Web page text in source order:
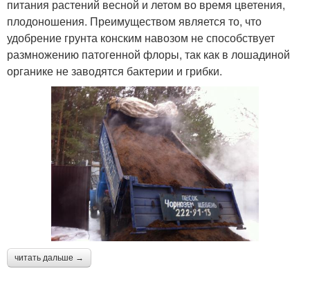
питания растений весной и летом во время цветения,
плодоношения. Преимуществом является то, что
удобрение грунта конским навозом не способствует
размножению патогенной флоры, так как в лошадиной
органике не заводятся бактерии и грибки.
читать дальше →